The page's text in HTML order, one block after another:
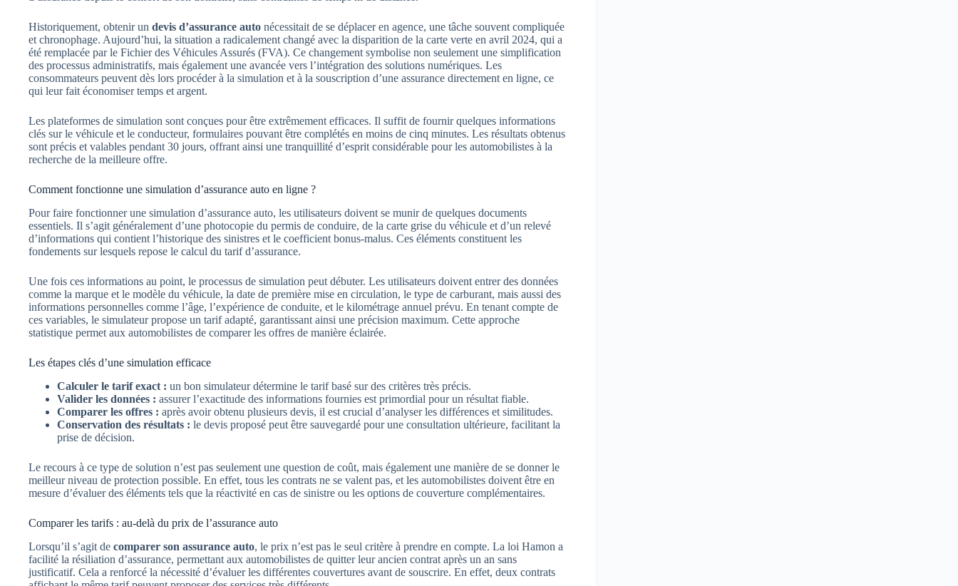
Historiquement, obtenir un devis d’assurance auto nécessitait de se déplacer en agence, une tâche souvent compliquée
et chronophage. Aujourd’hui, la situation a radicalement changé avec la disparition de la carte verte en avril 2024, qui a
été remplacée par le Fichier des Véhicules Assurés (FVA). Ce changement symbolise non seulement une simplification
des processus administratifs, mais également une avancée vers l’intégration des solutions numériques. Les
consommateurs peuvent dès lors procéder à la simulation et à la souscription d’une assurance directement en ligne, ce
qui leur fait économiser temps et argent.
Les plateformes de simulation sont conçues pour être extrêmement efficaces. Il suffit de fournir quelques informations
clés sur le véhicule et le conducteur, formulaires pouvant être complétés en moins de cinq minutes. Les résultats obtenus
sont précis et valables pendant 30 jours, offrant ainsi une tranquillité d’esprit considérable pour les automobilistes à la
recherche de la meilleure offre.
Comment fonctionne une simulation d’assurance auto en ligne ?
Pour faire fonctionner une simulation d’assurance auto, les utilisateurs doivent se munir de quelques documents
essentiels. Il s’agit généralement d’une photocopie du permis de conduire, de la carte grise du véhicule et d’un relevé
d’informations qui contient l’historique des sinistres et le coefficient bonus-malus. Ces éléments constituent les
fondements sur lesquels repose le calcul du tarif d’assurance.
Une fois ces informations au point, le processus de simulation peut débuter. Les utilisateurs doivent entrer des données
comme la marque et le modèle du véhicule, la date de première mise en circulation, le type de carburant, mais aussi des
informations personnelles comme l’âge, l’expérience de conduite, et le kilométrage annuel prévu. En tenant compte de
ces variables, le simulateur propose un tarif adapté, garantissant ainsi une précision maximum. Cette approche
statistique permet aux automobilistes de comparer les offres de manière éclairée.
Les étapes clés d’une simulation efficace
Calculer le tarif exact : un bon simulateur détermine le tarif basé sur des critères très précis.
Valider les données : assurer l’exactitude des informations fournies est primordial pour un résultat fiable.
Comparer les offres : après avoir obtenu plusieurs devis, il est crucial d’analyser les différences et similitudes.
Conservation des résultats : le devis proposé peut être sauvegardé pour une consultation ultérieure, facilitant la
prise de décision.
Le recours à ce type de solution n’est pas seulement une question de coût, mais également une manière de se donner le
meilleur niveau de protection possible. En effet, tous les contrats ne se valent pas, et les automobilistes doivent être en
mesure d’évaluer des éléments tels que la réactivité en cas de sinistre ou les options de couverture complémentaires.
Comparer les tarifs : au-delà du prix de l’assurance auto
Lorsqu’il s’agit de comparer son assurance auto, le prix n’est pas le seul critère à prendre en compte. La loi Hamon a
facilité la résiliation d’assurance, permettant aux automobilistes de quitter leur ancien contrat après un an sans
justificatif. Cela a renforcé la nécessité d’évaluer les différentes couvertures avant de souscrire. En effet, deux contrats